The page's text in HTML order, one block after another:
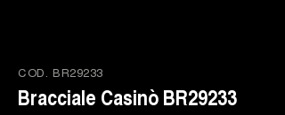
COD. BR29233
Bracciale Casinò BR29233